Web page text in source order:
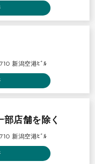
新潟空港ﾋﾞﾙ
店舗を除く
新潟空港ﾋﾞﾙ